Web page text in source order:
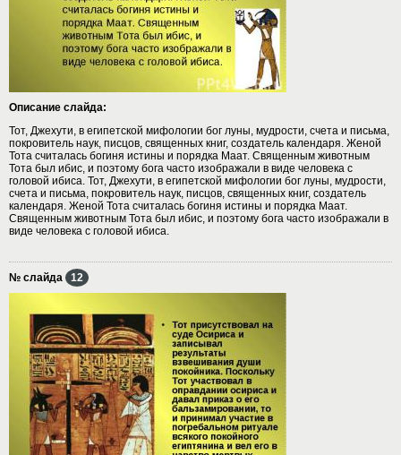
Описание слайда:
Тот, Джехути, в египетской мифологии бог луны, мудрости, счета и письма,
покровитель наук, писцов, священных книг, создатель календаря. Женой
Тота считалась богиня истины и порядка Маат. Священным животным
Тота был ибис, и поэтому бога часто изображали в виде человека с
головой ибиса. Тот, Джехути, в египетской мифологии бог луны, мудрости,
счета и письма, покровитель наук, писцов, священных книг, создатель
календаря. Женой Тота считалась богиня истины и порядка Маат.
Священным животным Тота был ибис, и поэтому бога часто изображали в
виде человека с головой ибиса.
№ слайда 12